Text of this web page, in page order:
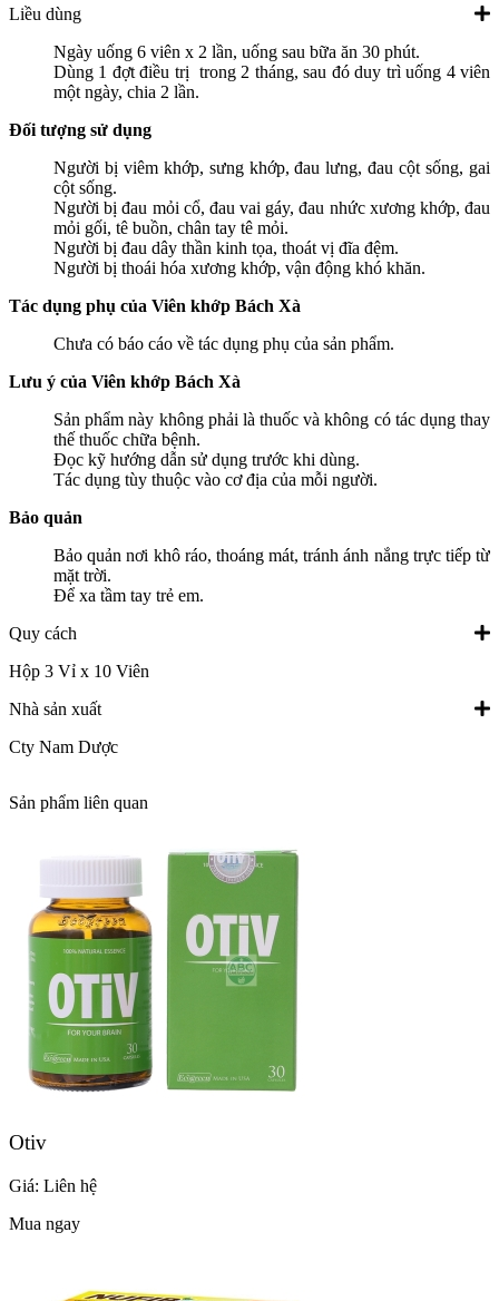
Liều dùng
Ngày uống 6 viên x 2 lần, uống sau bữa ăn 30 phút.
Dùng 1 đợt điều trị trong 2 tháng, sau đó duy trì uống 4 viên
một ngày, chia 2 lần.
Đối tượng sử dụng
Người bị viêm khớp, sưng khớp, đau lưng, đau cột sống, gai
cột sống.
Người bị đau mỏi cổ, đau vai gáy, đau nhức xương khớp, đau
mỏi gối, tê buồn, chân tay tê mỏi.
Người bị đau dây thần kinh tọa, thoát vị đĩa đệm.
Người bị thoái hóa xương khớp, vận động khó khăn.
Tác dụng phụ của Viên khớp Bách Xà
Chưa có báo cáo về tác dụng phụ của sản phẩm.
Lưu ý của Viên khớp Bách Xà
Sản phẩm này không phải là thuốc và không có tác dụng thay
thế thuốc chữa bệnh.
Đọc kỹ hướng dẫn sử dụng trước khi dùng.
Tác dụng tùy thuộc vào cơ địa của mỗi người.
Bảo quản
Bảo quản nơi khô ráo, thoáng mát, tránh ánh nắng trực tiếp từ
mặt trời.
Để xa tầm tay trẻ em.
Quy cách
Hộp 3 Vỉ x 10 Viên
Nhà sản xuất
Cty Nam Dược
Sản phẩm liên quan
Otiv
Giá: Liên hệ
Mua ngay